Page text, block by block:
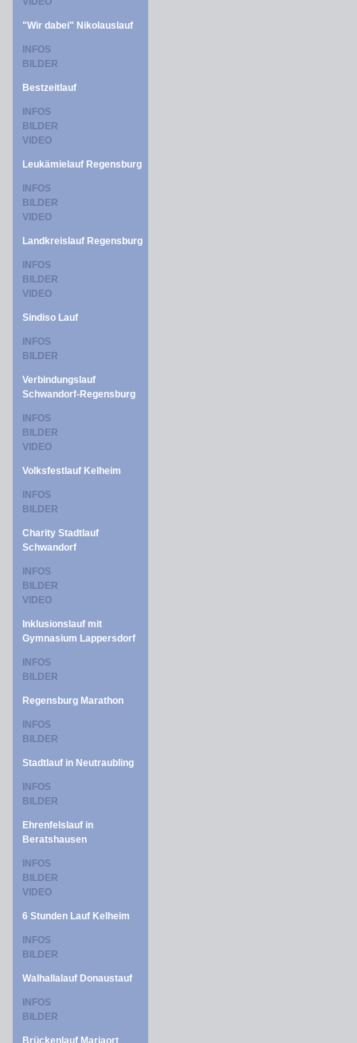
"Wir dabei" Nikolauslauf
INFOS
BILDER
Bestzeitlauf
INFOS
BILDER
VIDEO
Leukämielauf Regensburg
INFOS
BILDER
VIDEO
Landkreislauf Regensburg
INFOS
BILDER
VIDEO
Sindiso Lauf
INFOS
BILDER
Verbindungslauf
Schwandorf-Regensburg
INFOS
BILDER
VIDEO
Volksfestlauf Kelheim
INFOS
BILDER
Charity Stadtlauf
Schwandorf
INFOS
BILDER
VIDEO
Inklusionslauf mit
Gymnasium Lappersdorf
INFOS
BILDER
Regensburg Marathon
INFOS
BILDER
Stadtlauf in Neutraubling
INFOS
BILDER
Ehrenfelslauf in
Beratshausen
INFOS
BILDER
VIDEO
6 Stunden Lauf Kelheim
INFOS
BILDER
Walhallalauf Donaustauf
INFOS
BILDER
Brückenlauf Mariaort